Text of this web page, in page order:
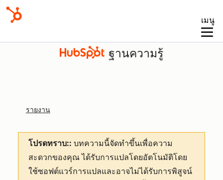
เมนู
ฐานความรู้
รายงาน
โปรดทราบ:: บทความนี้จัดทำขึ้นเพื่อความ
สะดวกของคุณได้รับการแปลโดยอัตโนมัติโดย
ใช้ซอฟต์แวร์การแปลและอาจไม่ได้รับการพิสูจน์